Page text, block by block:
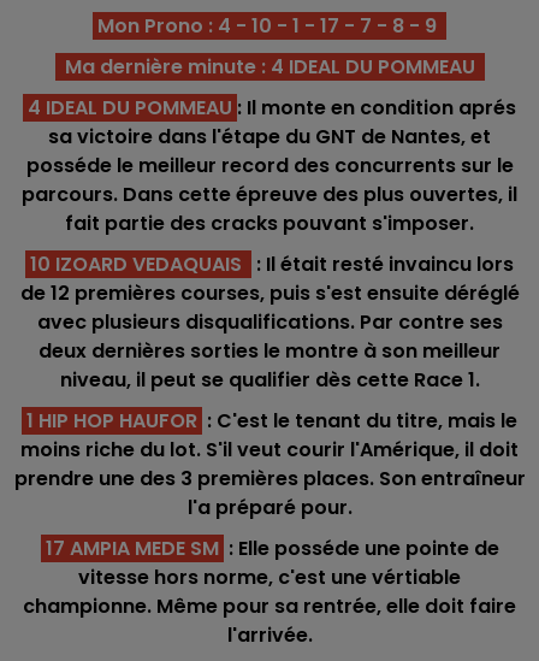
Mon Prono : 4 - 10 - 1 - 17 - 7 - 8 - 9
Ma dernière minute : 4 IDEAL DU POMMEAU
4 IDEAL DU POMMEAU : Il monte en condition aprés
sa victoire dans l'étape du GNT de Nantes, et
posséde le meilleur record des concurrents sur le
parcours. Dans cette épreuve des plus ouvertes, il
fait partie des cracks pouvant s'imposer.
10 IZOARD VEDAQUAIS
: Il était resté invaincu lors
de 12 premières courses, puis s'est ensuite déréglé
avec plusieurs disqualifications. Par contre ses
deux dernières sorties le montre à son meilleur
niveau, il peut se qualifier dès cette Race 1.
1 HIP HOP HAUFOR : C'est le tenant du titre, mais le
moins riche du lot. S'il veut courir l'Amérique, il doit
prendre une des 3 premières places. Son entraîneur
l'a préparé pour.
17 AMPIA MEDE SM : Elle posséde une pointe de
vitesse hors norme, c'est une vértiable
championne. Même pour sa rentrée, elle doit faire
l'arrivée.